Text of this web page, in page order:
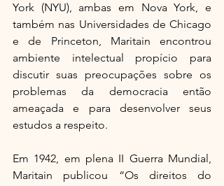
York (NYU), ambas em Nova York, e
também nas Universidades de Chicago
e de Princeton, Maritain encontrou
ambiente intelectual propício para
discutir suas preocupações sobre os
problemas da democracia então
ameaçada e para desenvolver seus
estudos a respeito.
Em 1942, em plena II Guerra Mundial,
Maritain publicou “Os direitos do